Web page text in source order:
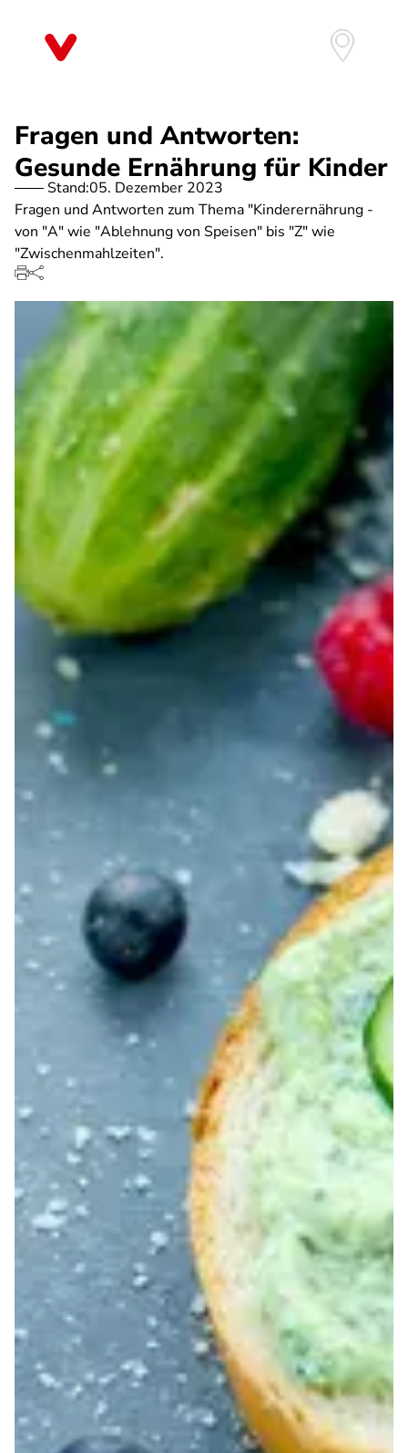
Fragen und Antworten:
Gesunde Ernährung für Kinder
Stand:05. Dezember 2023
Fragen und Antworten zum Thema "Kinderernährung -
von "A" wie "Ablehnung von Speisen" bis "Z" wie
"Zwischenmahlzeiten".